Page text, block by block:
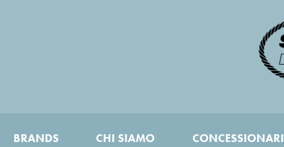
BRANDS CHI SIAMO CONCESSIONARI